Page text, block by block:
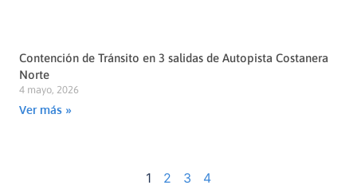
Contención de Tránsito en 3 salidas de Autopista Costanera
Norte
4 mayo, 2026
Ver más »
1 2 3 4